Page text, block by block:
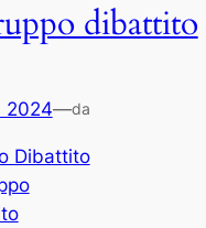
dibattito
2024—da
Dibattito